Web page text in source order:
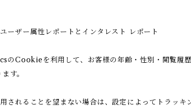
ザー属性レポートとインタレスト レポート
Cookieを利用して、お客様の年齢・性別・閲覧履
す。
れることを望まない場合は、設定によってトラッキ